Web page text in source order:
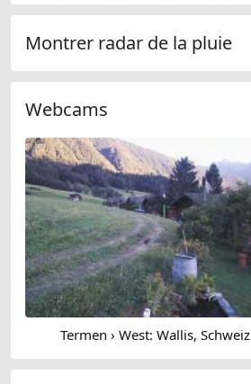
Montrer radar de la pluie
Webcams
Termen › West: Wallis, Schweiz